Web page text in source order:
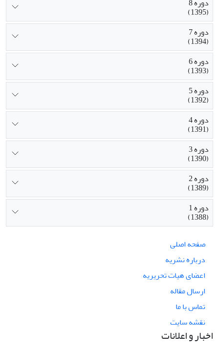
(1395)
دوره 7
(1394)
دوره 6
(1393)
دوره 5
(1392)
دوره 4
(1391)
دوره 3
(1390)
دوره 2
(1389)
دوره 1
(1388)
صفحه اصلی
درباره نشریه
اعضای هیات تحریریه
ارسال مقاله
تماس با ما
نقشه سایت
اخبار و اعلانات